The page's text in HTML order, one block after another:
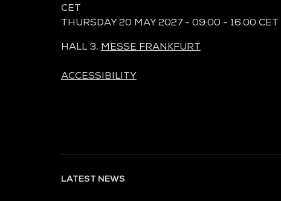
CET
THURSDAY 20 MAY 2027 - 09:00 - 16:00 CET
HALL 3, MESSE FRANKFURT
ACCESSIBILITY
LATEST NEWS